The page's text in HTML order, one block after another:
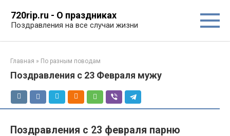
контенту
720rip.ru - О праздниках
Поздравления на все случаи жизни
Главная » По разным поводам
Поздравления с 23 Февраля мужу
Поздравления с 23 февраля парню